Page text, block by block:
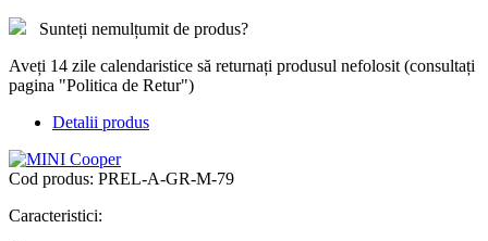
Sunteți nemulțumit de produs?
Aveți 14 zile calendaristice să returnați produsul nefolosit (consultați
pagina "Politica de Retur")
Detalii produs
Cod produs: PREL-A-GR-M-79
Caracteristici: